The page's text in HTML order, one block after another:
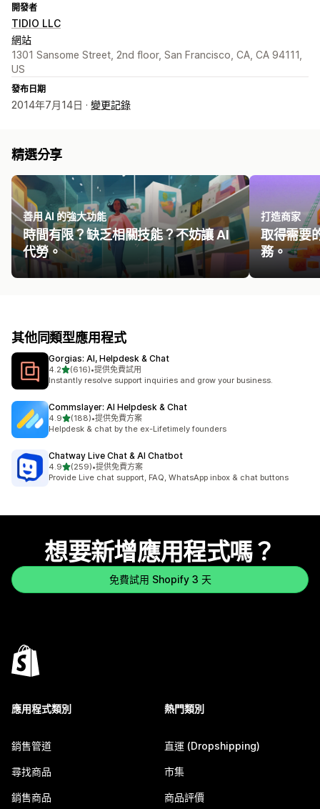
開發者
TIDIO LLC
網站
1301 Sansome Street, 2nd floor, San Francisco, CA, CA 94111,
US
發布日期
2014年7月14日 · 變更記錄
精選分享
善用 AI 的強大功能
時間有限？缺乏相關技能？不妨讓 AI
代勞。
打造商家
取得需要
務。
其他同類型應用程式
Gorgias: AI, Helpdesk & Chat
4.2滿分 5 顆星
(616)
共有 616 則評價
•提供免費試用
Instantly resolve support inquiries and grow your business.
Commslayer: AI Helpdesk & Chat
4.9滿分 5 顆星
(188)
共有 188 則評價
•提供免費方案
Helpdesk & chat by the ex-Lifetimely founders
Chatway Live Chat & AI Chatbot
4.9滿分 5 顆星
(259)
共有 259 則評價
•提供免費方案
Provide Live chat support, FAQ, WhatsApp inbox & chat buttons
想要新增應用程式嗎？
免費試用 Shopify 3 天
應用程式類別
銷售管道
尋找商品
銷售商品
熱門類別
直運 (Dropshipping)
市集
商品評價